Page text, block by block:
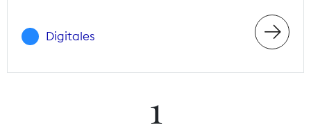
Digitales
1